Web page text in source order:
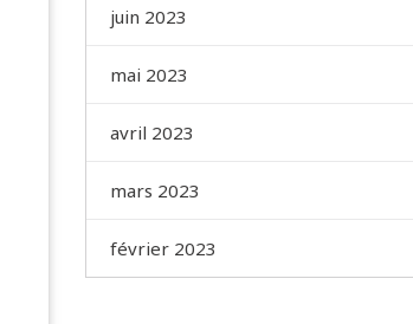
juin 2023
mai 2023
avril 2023
mars 2023
février 2023